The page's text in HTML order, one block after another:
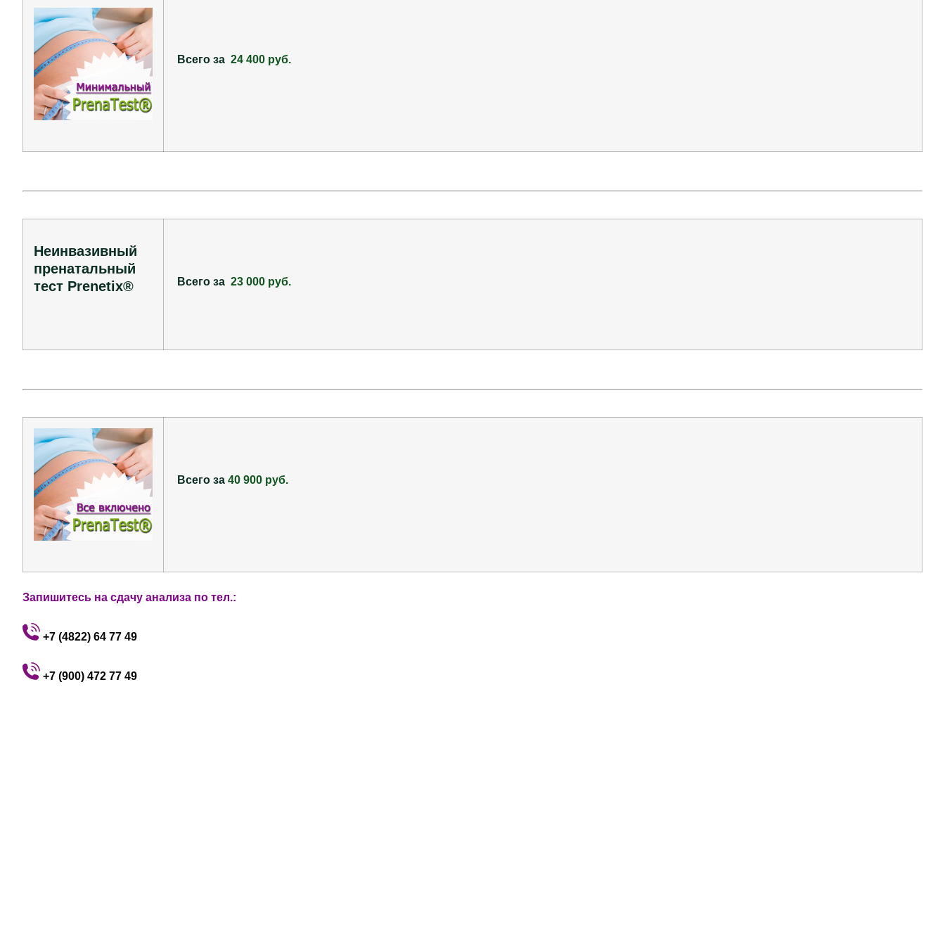
Всего за 24 400 руб.
Неинвазивный
пренатальный
тест Prenetix®
Всего за 23 000 руб.
Всего за 40 900 руб.
Запишитесь на сдачу анализа по тел.:
+7 (4822) 64 77 49
+7 (900) 472 77 49